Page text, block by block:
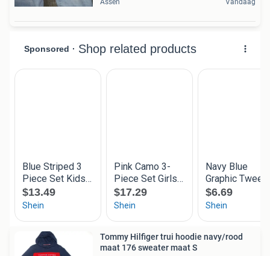
Tommy Hilfiger trui hoodie navy/rood
maat 176 sweater maat S